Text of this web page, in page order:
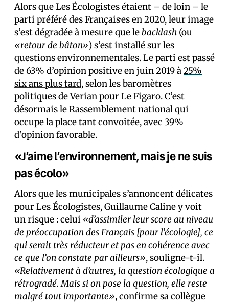
Alors que Les Écologistes étaient – de loin – le
parti préféré des Français·es en 2020, leur image
s’est dégradée à mesure que lebacklash (ou
«retour de bâton») s’est installé sur les
questions environnementales. Le parti est passé
de 63% d’opinion positive en juin 2019 à25%
six ans plus tard, selon les baromètres
politiques de Verian pour Le Figaro. C’est
désormais le Rassemblement national qui
occupe la place tant convoitée, avec 39%
d’opinion favorable.
«J’aime l’environnement, mais je ne suis
pas écolo»
Alors que les municipales s’annoncent délicates
pour Les Écologistes, Guillaume Caline y voit
un risque : celui «d’assimiler leur score au niveau
de préoccupation des Français [pour l’écologie], ce
qui serait très réducteur et pas en cohérence avec
ce que l’on constate par ailleurs», souligne-t-il.
«Relativement à d’autres, la question écologique a
rétrogradé. Mais si on pose la question, elle reste
malgré tout importante», confirme sa collègue